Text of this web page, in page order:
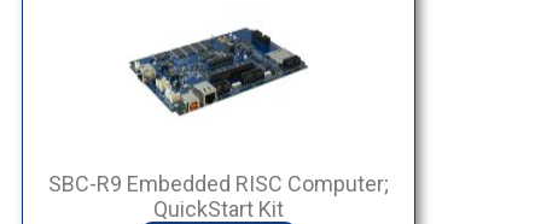
SBC-R9 Embedded RISC Computer;
QuickStart Kit